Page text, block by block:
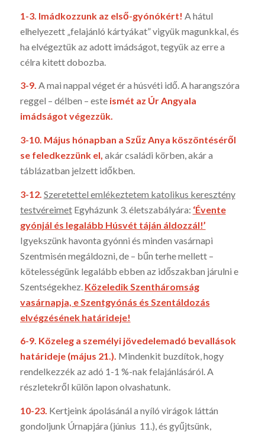
1-3. Imádkozzunk az első-gyónókért! A hátul
elhelyezett „felajánló kártyák­at” vigyük magunkkal, és
ha elvégeztük az adott imádsá­got, te­gyük az erre a
célra kitett dobozba.
3-9. A mai nappal véget ér a húsvéti idő. A harangszóra
reggel – délben – este ismét az Úr Angyala
imádságot végezzük.
3-10. Május hónapban a Szűz Anya köszöntéséről
se feledkezzünk el, akár családi körben, akár a
táblázat­ban jelzett időkben.
3-12. Szeretettel emlékeztetem katolikus keresztény
testvéreimetEgyházunk 3. életszabá­lyára: ‘Évente
gyónjál és legalább Húsvét táján áldozzál!’
Igyekszünk havonta gyónni és minden vasárnapi
Szentmisén megáldozni, de – bűn terhe mellett –
kötelességünk legalább ebben az időszak­ban járulni e
Szentségekhez. Közeledik Szentháromság
vasárnapja, e Szent­gyónás és Szentáldozás
elvégzésének határideje!
6-9. Közeleg a személyi jövedelemadó bevallások
határideje (május 21.). Mindenkit buzdítok, hogy
rendelkezzék az adó 1-1 %-nak fel­ajánlásáról. A
részletekről külön lapon olvashatunk.
10-23. Kertjeink ápolásánál a nyíló virágok láttán
gondoljunk Úrnapjára (június 11.), és gyűjt­sünk,